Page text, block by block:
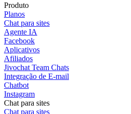
Produto
Planos
Chat para sites
Agente IA
Facebook
Aplicativos
Afiliados
Jivochat Team Chats
Integração de E-mail
Chatbot
Instagram
Chat para sites
Chat para sites